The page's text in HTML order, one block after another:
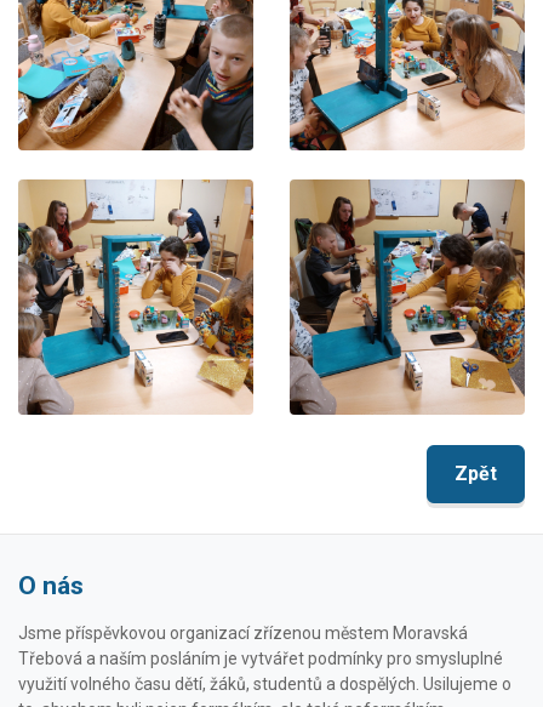
Zpět
O nás
Jsme příspěvkovou organizací zřízenou městem Moravská
Třebová a naším posláním je vytvářet podmínky pro smysluplné
využití volného času dětí, žáků, studentů a dospělých. Usilujeme o